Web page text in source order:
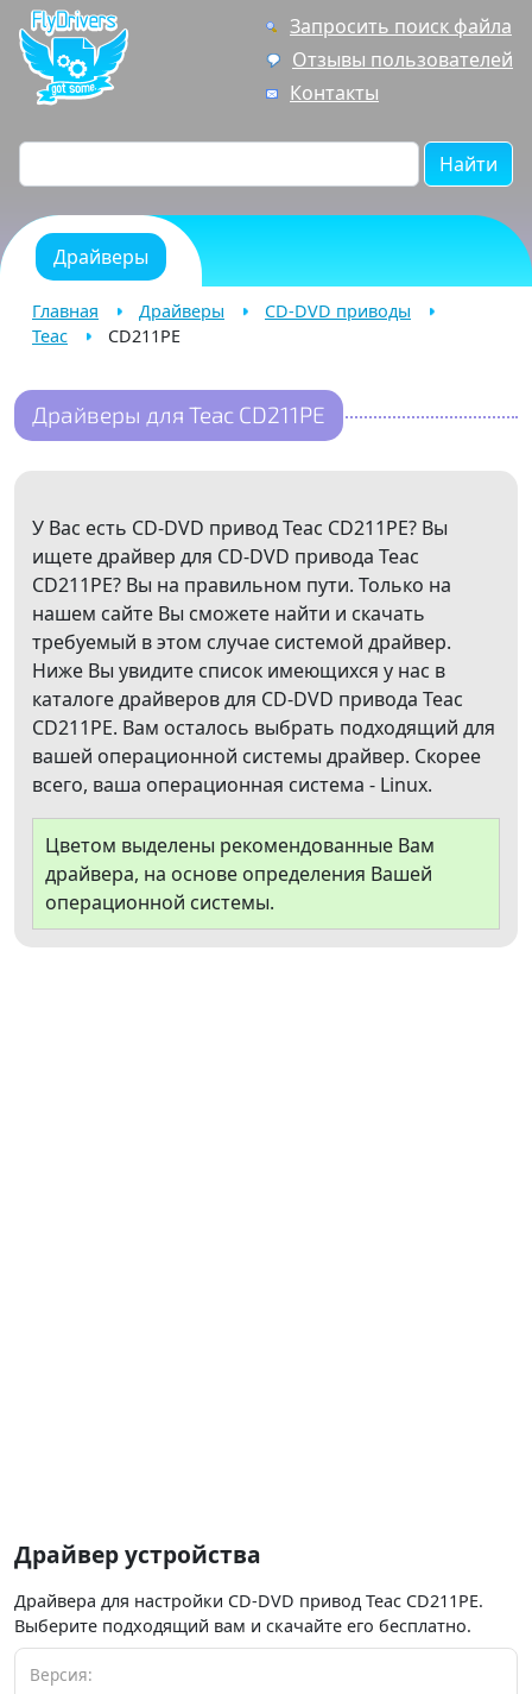
Запросить поиск файла
Отзывы пользователей
Контакты
Найти
Драйверы
Главная Драйверы
CD-DVD приводы
Teac
CD211PE
Драйверы для Teac CD211PE
У Вас есть CD-DVD привод Teac CD211PE? Вы
ищете драйвер для CD-DVD привода Teac
CD211PE? Вы на правильном пути. Только на
нашем сайте Вы сможете найти и скачать
требуемый в этом случае системой драйвер.
Ниже Вы увидите список имеющихся у нас в
каталоге драйверов для CD-DVD привода Teac
CD211PE. Вам осталось выбрать подходящий для
вашей операционной системы драйвер. Скорее
всего, ваша операционная система - Linux.
Цветом выделены рекомендованные Вам
драйвера, на основе определения Вашей
операционной системы.
Драйвер устройства
Драйвера для настройки CD-DVD привод Teac CD211PE.
Выберите подходящий вам и скачайте его бесплатно.
Версия: